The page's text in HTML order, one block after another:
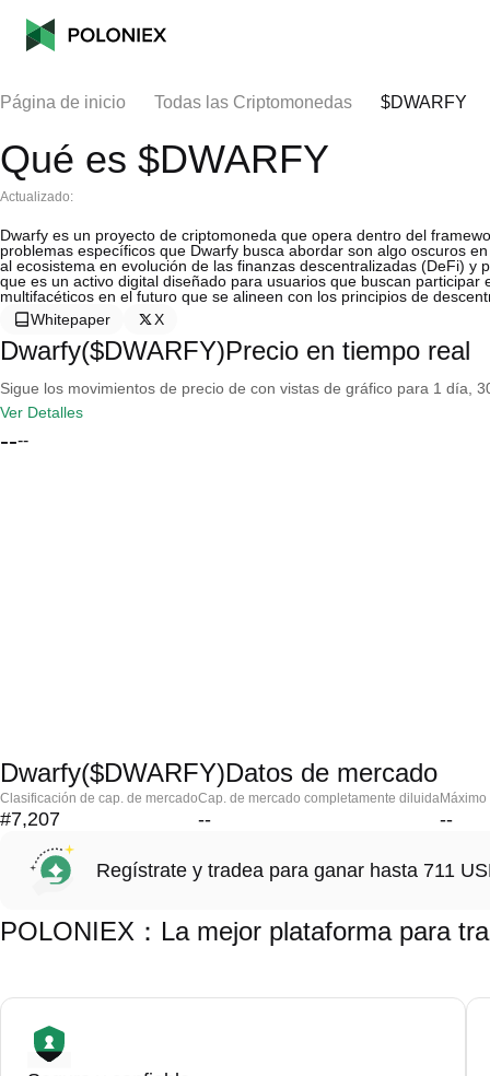
Página de inicio Todas las Criptomonedas $DWARFY
Qué es $DWARFY
Actualizado:
Dwarfy es un proyecto de criptomoneda que opera dentro del
problemas específicos que Dwarfy busca abordar son algo oscuros
al ecosistema en evolución de las finanzas descentralizadas (DeFi)
que es un activo digital diseñado para usuarios que buscan
multifacéticos en el futuro que se alineen con los principios de
Whitepaper
X
Dwarfy($DWARFY)Precio en tiempo real
Sigue los movimientos de precio de con vistas de gráfico para 1 día,
Ver Detalles
----
Dwarfy($DWARFY)Datos de mercado
Clasificación de cap. de mercado
#7,207
Cap. de mercado completamente diluida
-- --
Regístrate y tradea para ganar hasta 711
POLONIEX：La mejor plataforma para